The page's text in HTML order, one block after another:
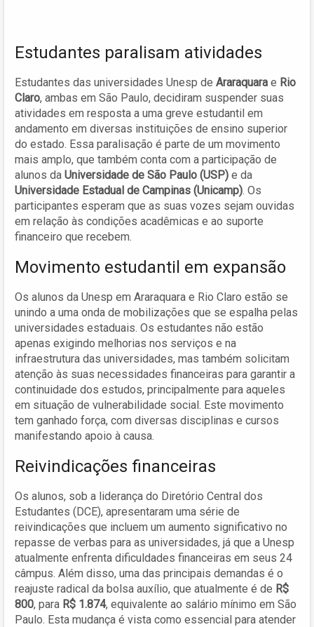
Estudantes paralisam atividades
Estudantes das universidades Unesp de Araraquara e Rio
Claro, ambas em São Paulo, decidiram suspender suas
atividades em resposta a uma greve estudantil em
andamento em diversas instituições de ensino superior
do estado. Essa paralisação é parte de um movimento
mais amplo, que também conta com a participação de
alunos da Universidade de São Paulo (USP) e da
Universidade Estadual de Campinas (Unicamp). Os
participantes esperam que as suas vozes sejam ouvidas
em relação às condições acadêmicas e ao suporte
financeiro que recebem.
Movimento estudantil em expansão
Os alunos da Unesp em Araraquara e Rio Claro estão se
unindo a uma onda de mobilizações que se espalha pelas
universidades estaduais. Os estudantes não estão
apenas exigindo melhorias nos serviços e na
infraestrutura das universidades, mas também solicitam
atenção às suas necessidades financeiras para garantir a
continuidade dos estudos, principalmente para aqueles
em situação de vulnerabilidade social. Este movimento
tem ganhado força, com diversas disciplinas e cursos
manifestando apoio à causa.
Reivindicações financeiras
Os alunos, sob a liderança do Diretório Central dos
Estudantes (DCE), apresentaram uma série de
reivindicações que incluem um aumento significativo no
repasse de verbas para as universidades, já que a Unesp
atualmente enfrenta dificuldades financeiras em seus 24
câmpus. Além disso, uma das principais demandas é o
reajuste radical da bolsa auxílio, que atualmente é de R$
800, para R$ 1.874, equivalente ao salário mínimo em São
Paulo. Esta mudança é vista como essencial para atender